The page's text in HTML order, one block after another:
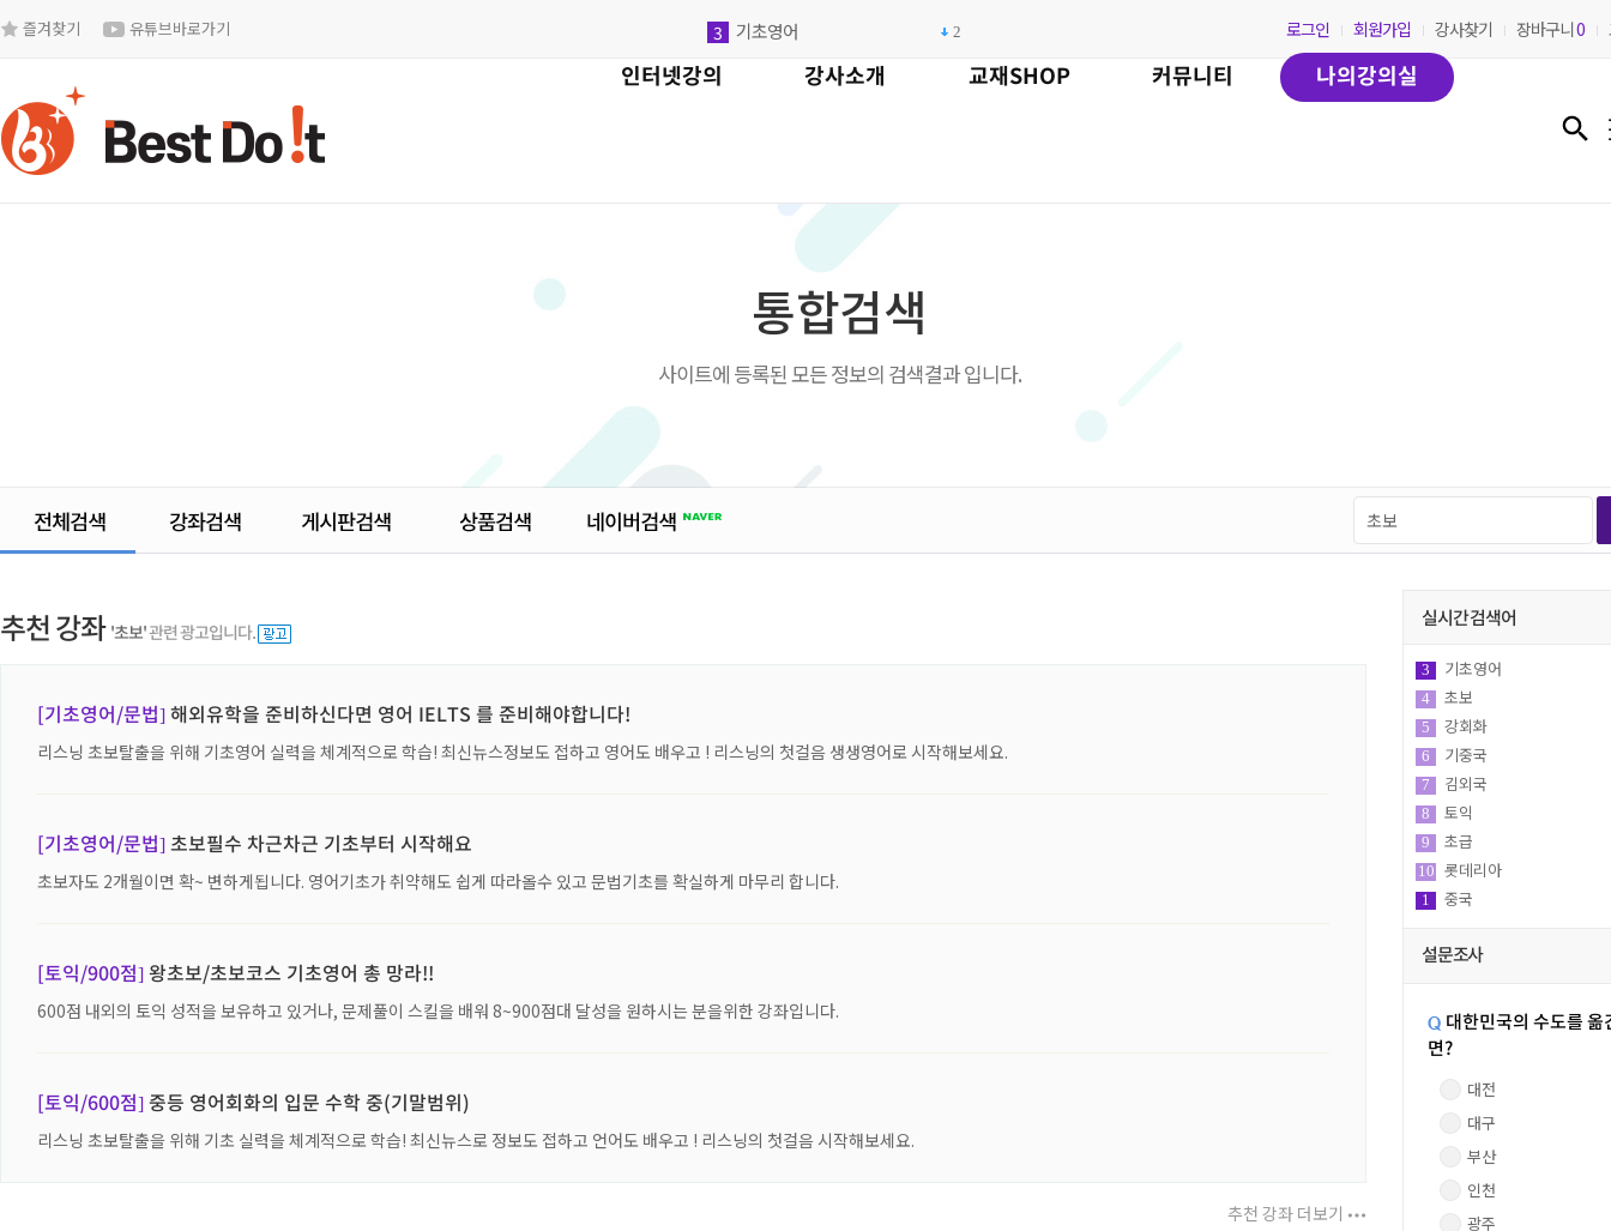
즐겨찾기 유튜브바로가기 3 기초영어 2
4
8 토익 1
중국
3 기초영어 2
로그인 회원가입 강사찾기 장바구니0
인터넷강의 강사소개 교재SHOP 커뮤니티 나의강의실
통합검색
사이트에 등록된 모든 정보의 검색결과 입니다.
추천 강좌 '초보'관련 광고입니다.
[기초영어/문법]해외유학을 준비하신다면 영어 IELTS 를 준비해야합니다!
리스닝 초보탈출을 위해 기초영어 실력을 체계적으로 학습! 최신뉴스정보도 접하고 영어도 배우고 ! 리스닝의 첫걸음 생생영어로 시작해보세요.
[기초영어/문법]초보필수 차근차근 기초부터 시작해요
초보자도 2개월이면 확~ 변하게됩니다. 영어기초가 취약해도 쉽게 따라올수 있고 문법기초를 확실하게 마무리 합니다.
[토익/900점]왕초보/초보코스 기초영어 총 망라!!
600점 내외의 토익 성적을 보유하고 있거나, 문제풀이 스킬을 배워 8~900점대 달성을 원하시는 분을위한 강좌입니다.
[토익/600점]중등 영어회화의 입문 수학 중(기말범위)
리스닝 초보탈출을 위해 기초 실력을 체계적으로 학습! 최신뉴스로 정보도 접하고 언어도 배우고 ! 리스닝의 첫걸음 시작해보세요.
추천 강좌 더보기
실시간 검색어
4 초보
5 강회화
6 기중국
7 김외국
8 토익
9 초급
10 롯데리아
1 중국
2 영어회화
설문조사
대한민국의 수도를 옮
면?
대전
대구
부산
인천
광주